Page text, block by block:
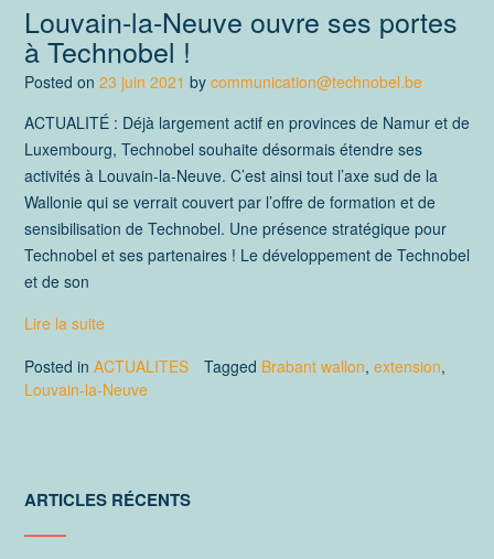
Louvain-la-Neuve ouvre ses portes
à Technobel !
Posted on 23 juin 2021 by communication@technobel.be
ACTUALITÉ : Déjà largement actif en provinces de Namur et de
Luxembourg, Technobel souhaite désormais étendre ses
activités à Louvain-la-Neuve. C’est ainsi tout l’axe sud de la
Wallonie qui se verrait couvert par l’offre de formation et de
sensibilisation de Technobel. Une présence stratégique pour
Technobel et ses partenaires ! Le développement de Technobel
et de son
Lire la suite
Posted in ACTUALITES Tagged Brabant wallon, extension,
Louvain-la-Neuve
ARTICLES RÉCENTS